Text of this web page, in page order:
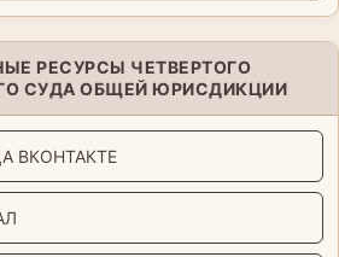
РЕСУРСЫ ЧЕТВЕРТОГО
СУДА ОБЩЕЙ ЮРИСДИКЦИИ
ВКОНТАКТЕ